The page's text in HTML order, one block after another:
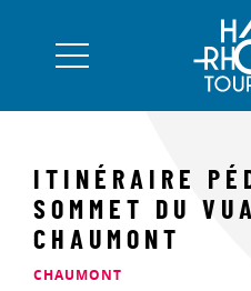
ITINÉRAIRE
SOMMET DU
CHAUMONT
CHAUMONT